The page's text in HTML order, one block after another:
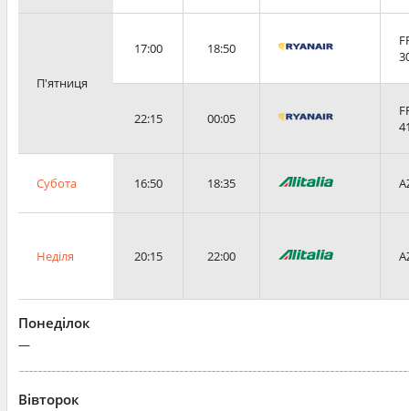
П'ятниця
17:00 18:50
22:15 00:05
Субота 16:50 18:35
Неділя 20:15 22:00
Понеділок
—
Вівторок